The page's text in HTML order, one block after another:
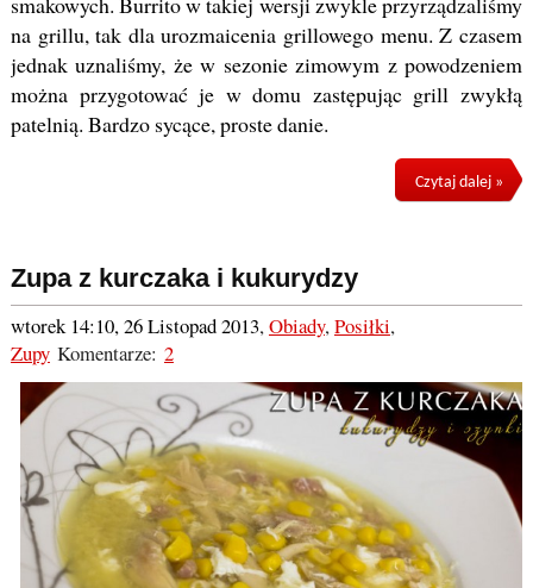
na grillu, tak dla urozmaicenia grillowego menu. Z czasem
jednak uznaliśmy, że w sezonie zimowym z powodzeniem
można przygotować je w domu zastępując grill zwykłą
patelnią. Bardzo sycące, proste danie.
Czytaj dalej »
Zupa z kurczaka i kukurydzy
wtorek 14:10, 26 Listopad 2013,Obiady,Posiłki,
ZupyKomentarze: 2